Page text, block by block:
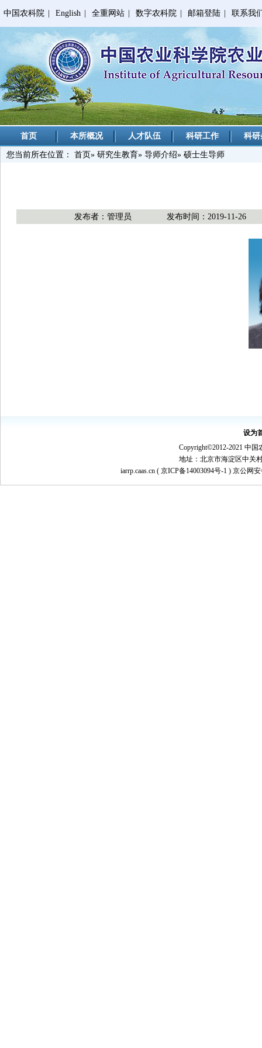
中国农科院 English 全重网站 数字农科院 邮箱登陆 联系我
首页 本所概况 人才队伍 科研工作 科
您当前所在位置： 首页» 研究生教育» 导师介绍» 硕士生导师
发布者：管理员 发布时间：2019-11-26
设为
Copyright©2012-2021 中
地址：北京市海淀区中关
iarrp.caas.cn ( 京ICP备14003094号-1 ) 京公网